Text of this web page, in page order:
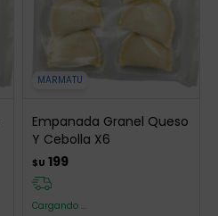
MARMATU
Empanada Granel Queso
Y Cebolla X6
$U 199
Cargando ...